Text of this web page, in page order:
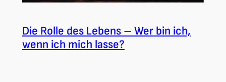
Die Rolle des Lebens – Wer bin ich,
wenn ich mich lasse?